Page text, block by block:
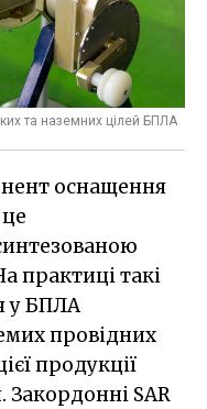
та наземних цілей БПЛА
оснащення
практиці такі
у БПЛА
провідних
продукції
SAR